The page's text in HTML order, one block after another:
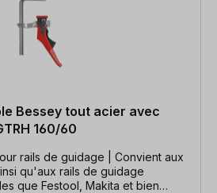
Bessey tout acier avec
160/60
rails de guidage | Convient aux
qu'aux rails de guidage
que Festool, Makita et bien